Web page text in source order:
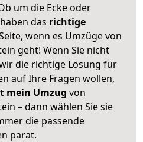
um die Ecke oder
das richtige
wenn es Umzüge von
geht! Wenn Sie nicht
die richtige Lösung für
auf Ihre Fragen wollen,
mein Umzug von
– dann wählen Sie sie
die passende
parat.